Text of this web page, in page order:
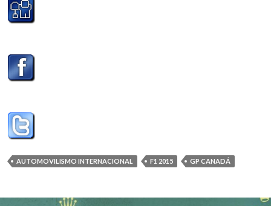
AUTOMOVILISMO INTERNACIONAL F1 2015 GP CANADÁ